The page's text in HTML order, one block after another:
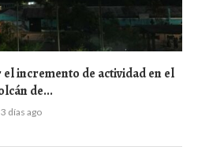
incremento de actividad en el
de...
3 días ago